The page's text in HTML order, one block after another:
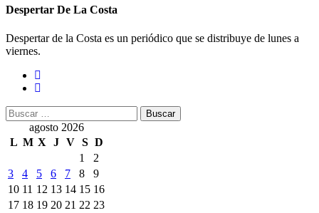
Despertar De La Costa
Despertar de la Costa es un periódico que se distribuye de lunes a
viernes.
Buscar:
agosto 2026
L M X J V S D
1
2
3
4 5 6 7 8
9
10 11 12 13 14 15 16
17 18 19 20 21 22 23